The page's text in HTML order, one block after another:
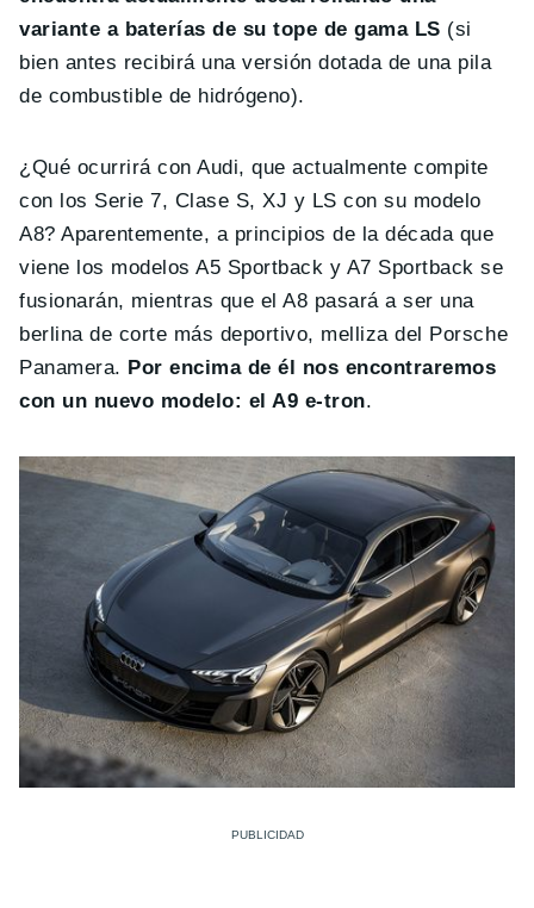
variante a baterías de su tope de gama LS (si
bien antes recibirá una versión dotada de una pila
de combustible de hidrógeno).
¿Qué ocurrirá con Audi, que actualmente compite
con los Serie 7, Clase S, XJ y LS con su modelo
A8? Aparentemente, a principios de la década que
viene los modelos A5 Sportback y A7 Sportback se
fusionarán, mientras que el A8 pasará a ser una
berlina de corte más deportivo, melliza del Porsche
Panamera. Por encima de él nos encontraremos
con un nuevo modelo: el A9 e-tron.